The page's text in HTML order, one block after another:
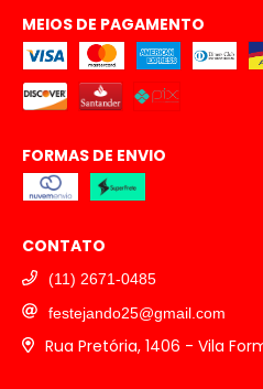
MEIOS DE PAGAMENTO
FORMAS DE ENVIO
CONTATO
(11) 2671-0485
festejando25@gmail.com
Rua Pretória, 1406 - Vila